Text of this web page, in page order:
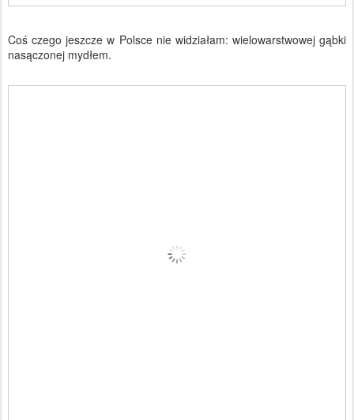
Coś czego jeszcze w Polsce nie widziałam: wielowarstwowej gąbki
nasączonej mydłem.